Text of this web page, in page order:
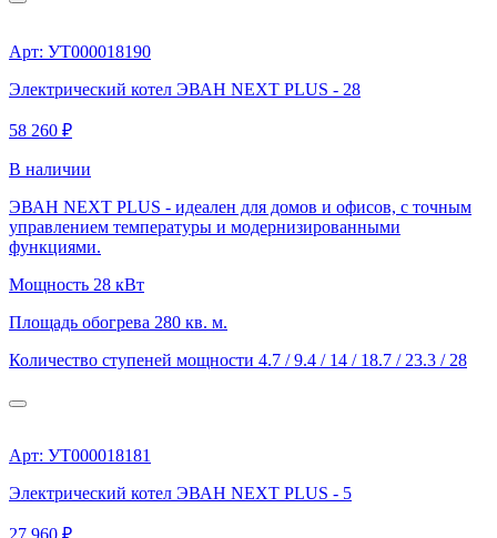
Арт: УТ000018190
Электрический котел ЭВАН NEXT PLUS - 28
58 260 ₽
В наличии
ЭВАН NEXT PLUS - идеален для домов и офисов, с точным
управлением температуры и модернизированными
функциями.
Мощность 28 кВт
Площадь обогрева 280 кв. м.
Количество ступеней мощности 4.7 / 9.4 / 14 / 18.7 / 23.3 / 28
Арт: УТ000018181
Электрический котел ЭВАН NEXT PLUS - 5
27 960 ₽